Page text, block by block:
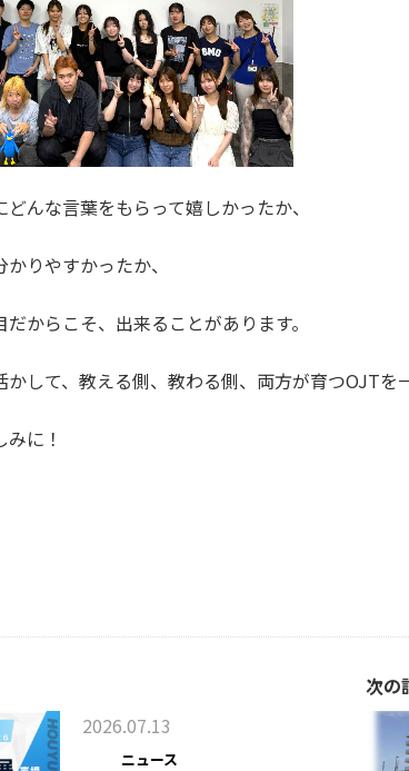
んな言葉をもらって嬉しかったか、
りやすかったか、
からこそ、出来ることがあります。
かして、教える側、教わる側、両方が育つOJTを
に！
2026.07.13
ニュース
次の